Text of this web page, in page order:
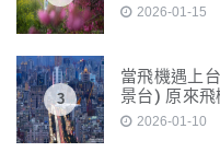
2026-01-15
3
當飛機遇上
景台) 原來飛
2026-01-10